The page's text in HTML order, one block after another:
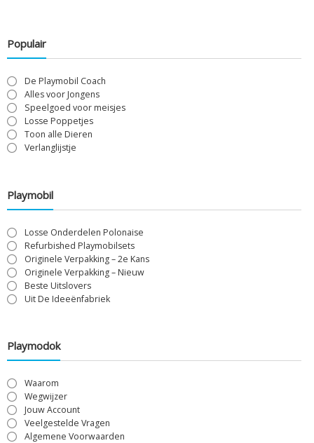
Populair
De Playmobil Coach
Alles voor Jongens
Speelgoed voor meisjes
Losse Poppetjes
Toon alle Dieren
Verlanglijstje
Playmobil
Losse Onderdelen Polonaise
Refurbished Playmobilsets
Originele Verpakking – 2e Kans
Originele Verpakking – Nieuw
Beste Uitslovers
Uit De Ideeënfabriek
Playmodok
Waarom
Wegwijzer
Jouw Account
Veelgestelde Vragen
Algemene Voorwaarden